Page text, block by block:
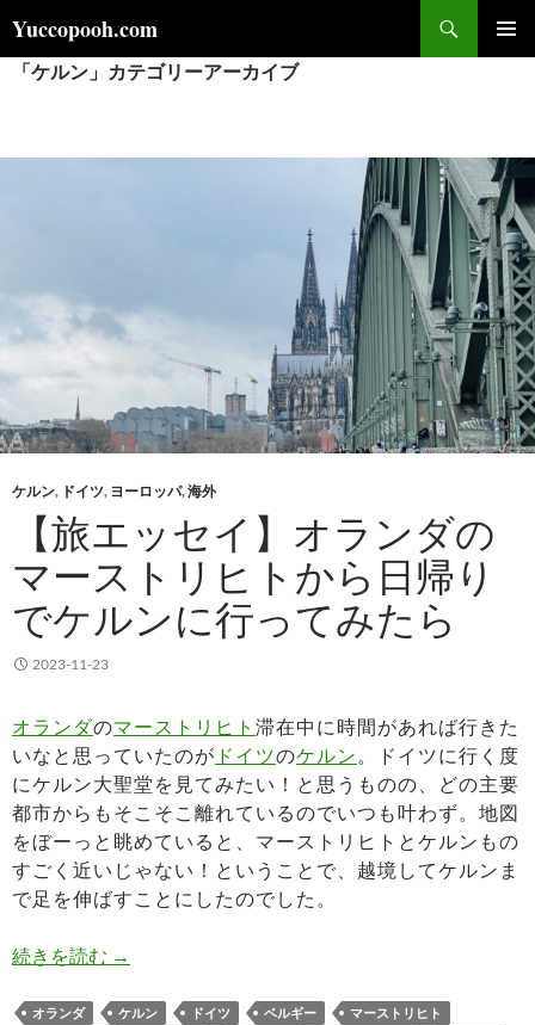
ン
へ
Yuccopooh.com
索
「ケルン」カテゴリーアーカイブ
ケルン, ドイツ, ヨーロッパ,海外
【旅エッセイ】オランダの
マーストリヒトから日帰り
でケルンに行ってみたら
2023-11-23
オランダのマーストリヒト 滞在中に時間があれば行きた
いなと思っていたのが ドイツのケルン。ドイツに行く度
にケルン大聖堂を見てみたい！と思うものの、どの主要
都市からもそこそこ離れているのでいつも叶わず。地図
をぼーっと眺めていると、マーストリヒトとケルンもの
すごく近いじゃない！ということで、越境してケルンま
で足を伸ばすことにしたのでした。
続きを読む 【旅エッセイ】オランダのマーストリヒトから
→
オランダ ケルン ドイツ ベルギー
マーストリヒト